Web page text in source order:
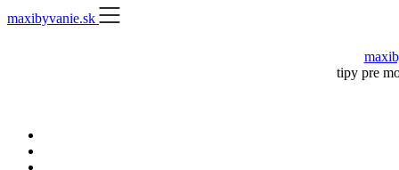
Skip
to
maxibyvanie.sk
tipy pre